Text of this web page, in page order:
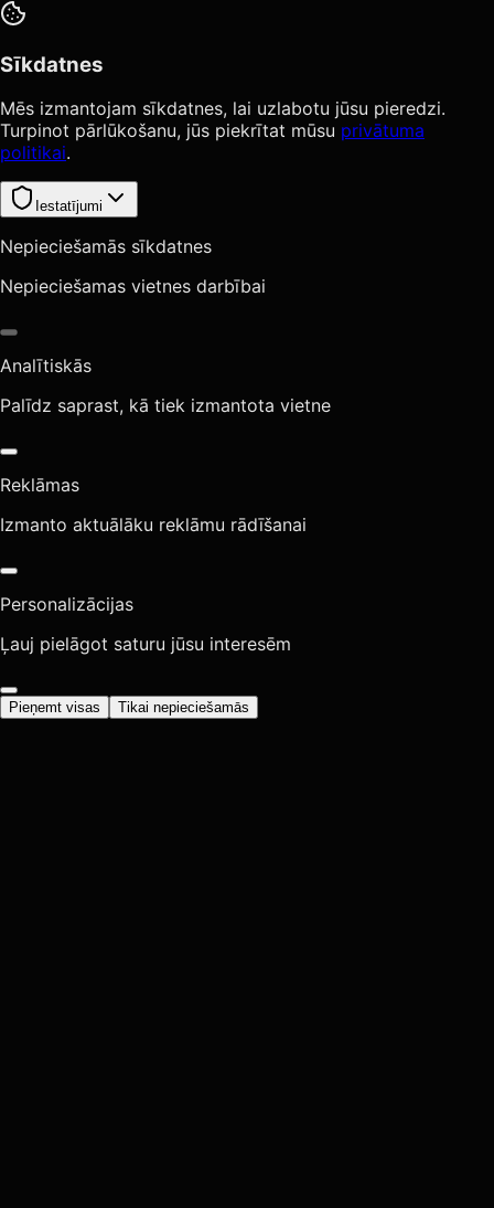
Sīkdatnes
Mēs izmantojam sīkdatnes, lai uzlabotu jūsu pieredzi.
Turpinot pārlūkošanu, jūs piekrītat mūsu privātuma
politikai.
Iestatījumi
Nepieciešamās sīkdatnes
Nepieciešamas vietnes darbībai
Analītiskās
Palīdz saprast, kā tiek izmantota vietne
Reklāmas
Izmanto aktuālāku reklāmu rādīšanai
Personalizācijas
Ļauj pielāgot saturu jūsu interesēm
Pieņemt visas Tikai nepieciešamās